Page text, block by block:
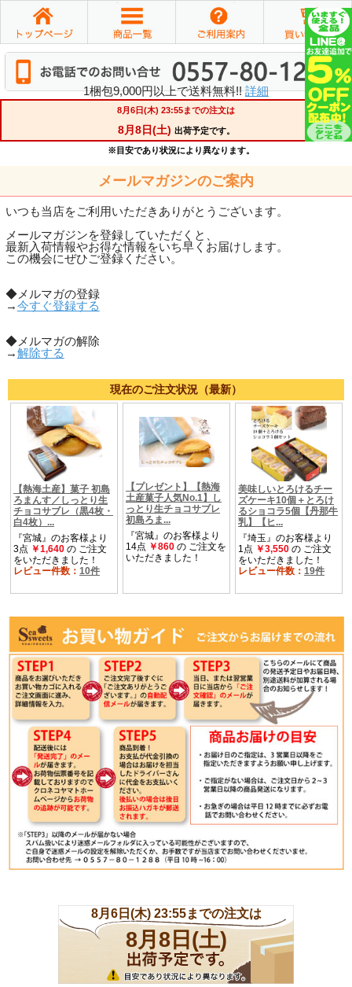
1梱包9,000円以上で送料無料!!詳細
メールマガジンのご案内
いつも当店をご利用いただきありがとうございます。
メールマガジンを登録していただくと、
最新入荷情報やお得な情報をいち早くお届けします。
この機会にぜひご登録ください。
◆メルマガの登録
→今すぐ登録する
◆メルマガの解除
→解除する
現在のご注文状況（最新）